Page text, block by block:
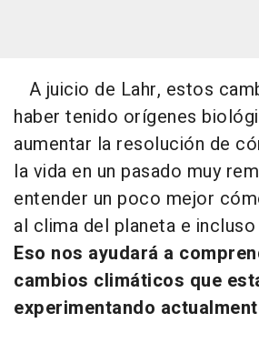
A juicio de Lahr, estos
haber tenido orígenes
aumentar la resolución de
la vida en un pasado muy
entender un poco mejor
al clima del planeta e
Eso nos ayudará a
cambios climáticos que
experimentando